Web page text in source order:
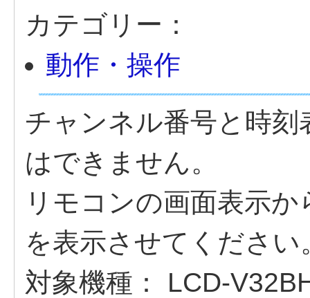
カテゴリー：
動作・操作
チャンネル番号と時
はできません。
リモコンの画面表示
を表示させてください
対象機種：
LCD-